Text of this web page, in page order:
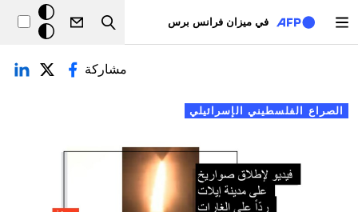
في ميزان فرانس برس
Search
خلفيّة
داكنة
التبويبات الأساسية
الصراع الفلسطيني الإسرائيلي
مشاركة